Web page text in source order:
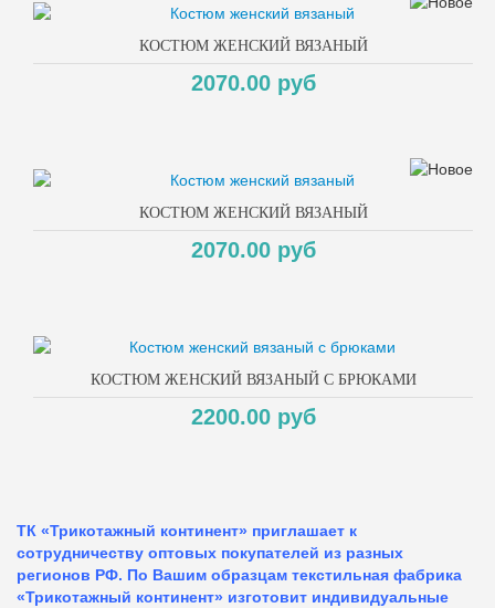
КОСТЮМ ЖЕНСКИЙ ВЯЗАНЫЙ
2070.00 руб
КОСТЮМ ЖЕНСКИЙ ВЯЗАНЫЙ
2070.00 руб
КОСТЮМ ЖЕНСКИЙ ВЯЗАНЫЙ С БРЮКАМИ
2200.00 руб
ТК «Трикотажный континент» приглашает к
сотрудничеству оптовых покупателей из разных
регионов РФ. По Вашим образцам текстильная фабрика
«Трикотажный континент» изготовит индивидуальные